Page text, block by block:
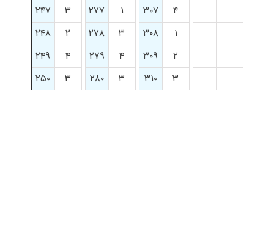
۴
۳۰۷ ۱ ۲۷۷ ۳
۲۴۷
۱
۳۰۸ ۳ ۲۷۸ ۲
۲۴۸
۲
۳۰۹ ۴ ۲۷۹ ۴
۲۴۹
۳
۳۱۰ ۳ ۲۸۰ ۳ ۲۵۰